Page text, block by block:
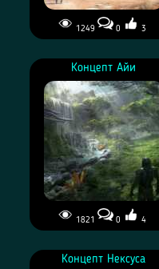
1249 0 3
Концепт Элаадена
Концепт Айи
1821 0 4
Концепт Нексуса